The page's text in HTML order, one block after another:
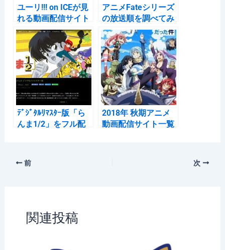
ユーリ!!! on ICEが見
れる動画配信サイト
をピックアップ
アニメFateシリーズ
の放送順を調べてみ
た
ﾃﾞｼﾞﾀﾙﾘﾏｽﾀｰ版「ら
んま1/2」をフル配
2018年 秋期アニメ
動画配信サイト一覧
前 次
関連投稿